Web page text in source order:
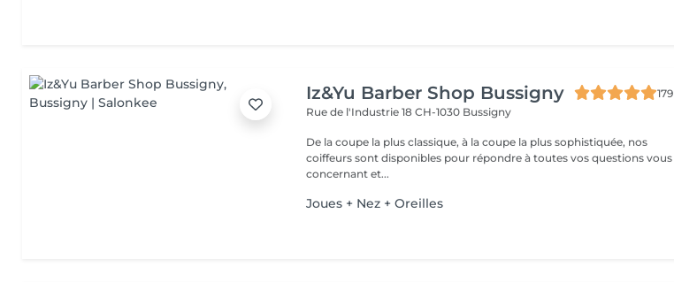
Iz&Yu Barber Shop Bussigny
179
Rue de l'Industrie 18CH-1030 Bussigny
De la coupe la plus classique, à la coupe la plus sophistiquée, nos
coiffeurs sont disponibles pour répondre à toutes vos questions vous
concernant et...
Joues + Nez + Oreilles